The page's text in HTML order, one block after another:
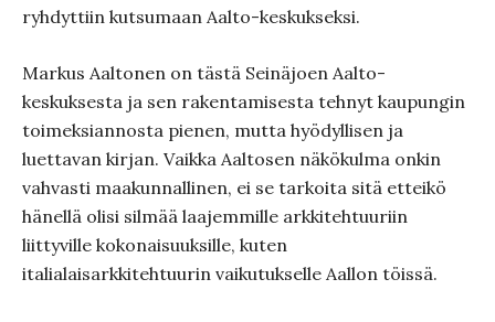
ryhdyttiin kutsumaan Aalto-keskukseksi.
Markus Aaltonen on tästä Seinäjoen Aalto-
keskuksesta ja sen rakentamisesta tehnyt kaupungin
toimeksiannosta pienen, mutta hyödyllisen ja
luettavan kirjan. Vaikka Aaltosen näkökulma onkin
vahvasti maakunnallinen, ei se tarkoita sitä etteikö
hänellä olisi silmää laajemmille arkkitehtuuriin
liittyville kokonaisuuksille, kuten
italialaisarkkitehtuurin vaikutukselle Aallon töissä.